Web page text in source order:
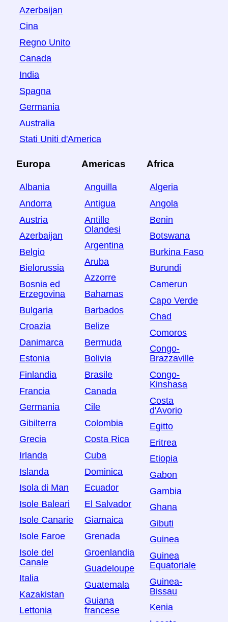
Azerbaijan
Cina
Regno Unito
Canada
India
Spagna
Germania
Australia
Stati Uniti d'America
Europa
Albania
Andorra
Austria
Azerbaijan
Belgio
Bielorussia
Bosnia ed
Erzegovina
Bulgaria
Croazia
Danimarca
Estonia
Finlandia
Francia
Germania
Gibilterra
Grecia
Irlanda
Islanda
Isola di Man
Isole Baleari
Isole Canarie
Isole Faroe
Isole del
Canale
Italia
Kazakistan
Lettonia
Americas
Anguilla
Antigua
Antille
Olandesi
Argentina
Aruba
Azzorre
Bahamas
Barbados
Belize
Bermuda
Bolivia
Brasile
Canada
Cile
Colombia
Costa Rica
Cuba
Dominica
Ecuador
El Salvador
Giamaica
Grenada
Groenlandia
Guadeloupe
Guatemala
Guiana
francese
Africa
Algeria
Angola
Benin
Botswana
Burkina Faso
Burundi
Camerun
Capo Verde
Chad
Comoros
Congo-
Brazzaville
Congo-
Kinshasa
Costa
d'Avorio
Egitto
Eritrea
Etiopia
Gabon
Gambia
Ghana
Gibuti
Guinea
Guinea
Equatoriale
Guinea-
Bissau
Kenia